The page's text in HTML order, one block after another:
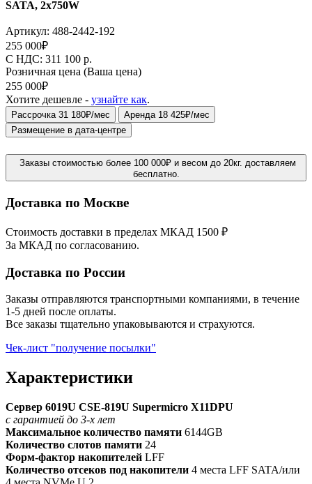
SATA, 2x750W
Артикул: 488-2442-192
255 000₽
C НДС: 311 100 р.
Розничная цена (Ваша цена)
255 000₽
Хотите дешевле - узнайте как.
Рассрочка 31 180₽/мес
Аренда 18 425₽/мес
Размещение в дата-центре
Заказы стоимостью более 100 000₽ и весом до 20кг. доставляем
бесплатно.
Доставка по Москве
Стоимость доставки в пределах МКАД 1500 ₽
За МКАД по согласованию.
Доставка по России
Заказы отправляются транспортными компаниями, в течение
1-5 дней после оплаты.
Все заказы тщательно упаковываются и страхуются.
Чек-лист "получение посылки"
Характеристики
Сервер 6019U CSE-819U Supermicro X11DPU
с гарантией до 3-х лет
Максимальное количество памяти 6144GB
Количество слотов памяти 24
Форм-фактор накопителей LFF
Количество отсеков под накопители 4 места LFF SATA/или